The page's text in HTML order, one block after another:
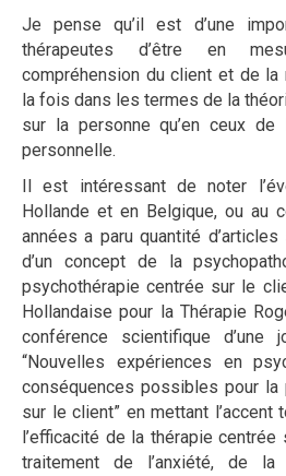
Je pense qu’il est d’une
thérapeutes d’être en
compréhension du client et de la
la fois dans les termes de la
sur la personne qu’en ceux de
personnelle.
Il est intéressant de noter
Hollande et en Belgique, ou au
années a paru quantité
d’un concept de la
psychothérapie centrée sur le
Hollandaise pour la Thérapie
conférence scientifique d’une
“Nouvelles expériences en
conséquences possibles pour la
sur le client” en mettant l’accent
l’efficacité de la thérapie
traitement de l’anxiété, de